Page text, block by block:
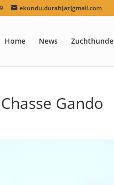
ekundu.durah[at]gmail.com
Home News Zuchthunde
Gando